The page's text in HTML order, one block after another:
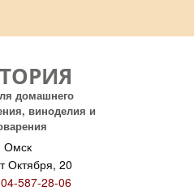
домашнего
виноделия и
Омск
Октября, 20
587-28-06